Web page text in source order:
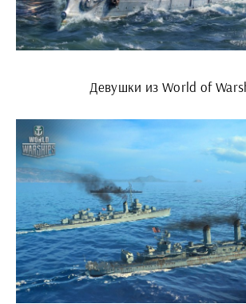
Девушки из World of